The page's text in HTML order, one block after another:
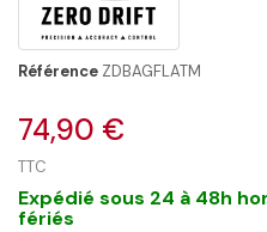
Référence ZDBAGFLATM
74,90 €
TTC
Expédié sous 24 à 48h
fériés